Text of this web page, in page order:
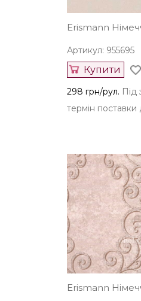
Erismann
Артикул: 955695
Купити
298 грн/рул. Під
термін поставки
Erismann